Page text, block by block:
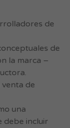
de
de
la marca –
de
una
debe incluir